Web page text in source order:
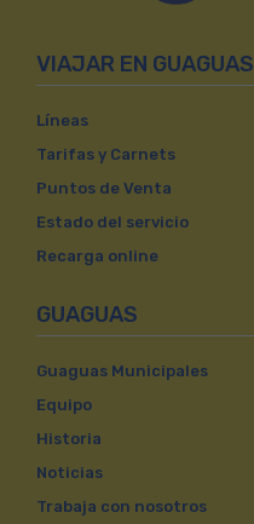
VIAJAR EN GUAGUAS
Líneas
Tarifas y Carnets
Puntos de Venta
Estado del servicio
Recarga online
GUAGUAS
Guaguas Municipales
Equipo
Historia
Noticias
Trabaja con nosotros